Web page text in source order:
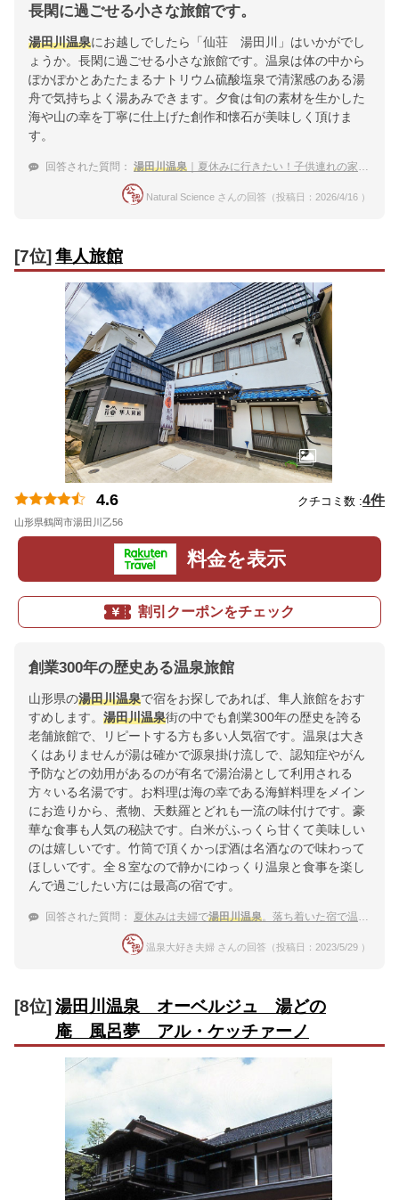
長閑に過ごせる小さな旅館です。
湯田川温泉にお越しでしたら「仙荘 湯田川」はいかがでし
ょうか。長閑に過ごせる小さな旅館です。温泉は体の中から
ぽかぽかとあたたまるナトリウム硫酸塩泉で清潔感のある湯
舟で気持ちよく湯あみできます。夕食は旬の素材を生かした
海や山の幸を丁寧に仕上げた創作和懐石が美味しく頂けま
す。
回答された質問： 湯田川温泉 ｜夏休みに行きたい！子供連れの家族におすすめの宿は？
Natural Science さんの回答（投稿日：2026/4/16 ）
[7位] 隼人旅館
4.6 クチコミ数 :4件
山形県鶴岡市湯田川乙56
料金を表示
割引クーポンをチェック
創業300年の歴史ある温泉旅館
山形県の湯田川温泉で宿をお探しであれば、隼人旅館をおす
すめします。 湯田川温泉街の中でも創業300年の歴史を誇る
老舗旅館で、リピートする方も多い人気宿です。温泉は大き
くはありませんが湯は確かで源泉掛け流しで、認知症やがん
予防などの効用があるのが有名で湯治湯として利用される
方々いる名湯です。お料理は海の幸である海鮮料理をメイン
にお造りから、煮物、天麩羅とどれも一流の味付けです。豪
華な食事も人気の秘訣です。白米がふっくら甘くて美味しい
のは嬉しいです。竹筒で頂くかっぽ酒は名酒なので味わって
ほしいです。全８室なので静かにゆっくり温泉と食事を楽し
んで過ごしたい方には最高の宿です。
回答された質問： 夏休みは夫婦で湯田川温泉 。落ち着いた宿で温泉を堪能したい！
温泉大好き夫婦 さんの回答（投稿日：2023/5/29 ）
[8位] 湯田川温泉 オーベルジュ 湯どの
庵 風呂夢 アル・ケッチァーノ